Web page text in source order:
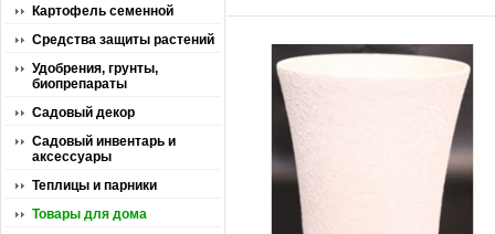
Картофель семенной
Средства защиты растений
Удобрения, грунты,
биопрепараты
Садовый декор
Садовый инвентарь и
аксессуары
Теплицы и парники
Товары для дома